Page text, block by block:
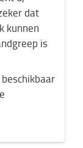
dat
kunnen
is